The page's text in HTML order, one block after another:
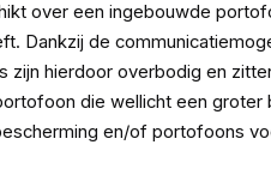
over een ingebouwde
Dankzij de
hierdoor overbodig en
die wellicht een
en/of portofoons